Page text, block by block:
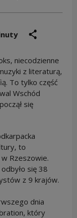
czas czytania
niecodzienne
z literaturą,
To tylko część
Wschód
się
to
Rzeszowie.
się 38
z 9 krajów.
dnia
który